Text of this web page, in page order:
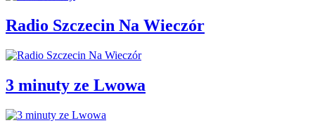
Radio Szczecin Na Wieczór
3 minuty ze Lwowa